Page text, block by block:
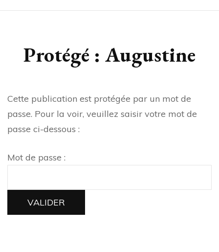
Protégé : Augustine
Cette publication est protégée par un mot de
passe. Pour la voir, veuillez saisir votre mot de
passe ci-dessous :
Mot de passe :